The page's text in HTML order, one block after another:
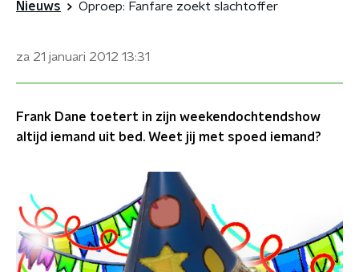
Nieuws Oproep: Fanfare zoekt slachtoffer
za 21 januari 2012 13:31
Frank Dane toetert in zijn weekendochtendshow
altijd iemand uit bed. Weet jij met spoed iemand?